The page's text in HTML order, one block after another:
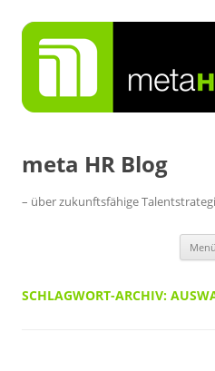
Inhalt
springen
meta HR Blog
– über zukunftsfähige
Menü
SCHLAGWORT-ARCHIV: